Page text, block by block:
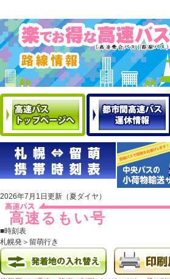
2026年7月1日更新（夏ダイヤ）
高速るもい号
■時刻表
札幌発＞留萌行き